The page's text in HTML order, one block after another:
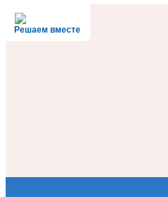
Решаем вместе